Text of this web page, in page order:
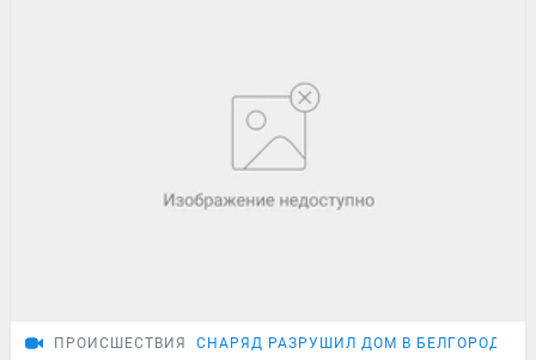
ПРОИСШЕСТВИЯ СНАРЯД РАЗРУШИЛ ДОМ В БЕЛГОРОДЕ